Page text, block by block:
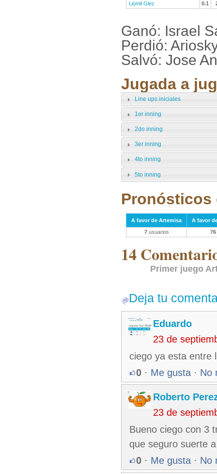
Liomil Glez
0.1
Ganó: Israel
Perdió:
Salvó: Jose
Jugada a
Line ups iniciales
1er inning
2do inning
3er inning
4to inning
5to inning
Pronósticos
A favor de Artemisa
A favor
7usuarios 76
14
Primer juego
Deja tu
Eduardo
23 de
ciego ya esta entre
0 · Me gusta · No
Roberto
23 de
Bueno ciego con 3
que seguro suerte
0 · Me gusta · No